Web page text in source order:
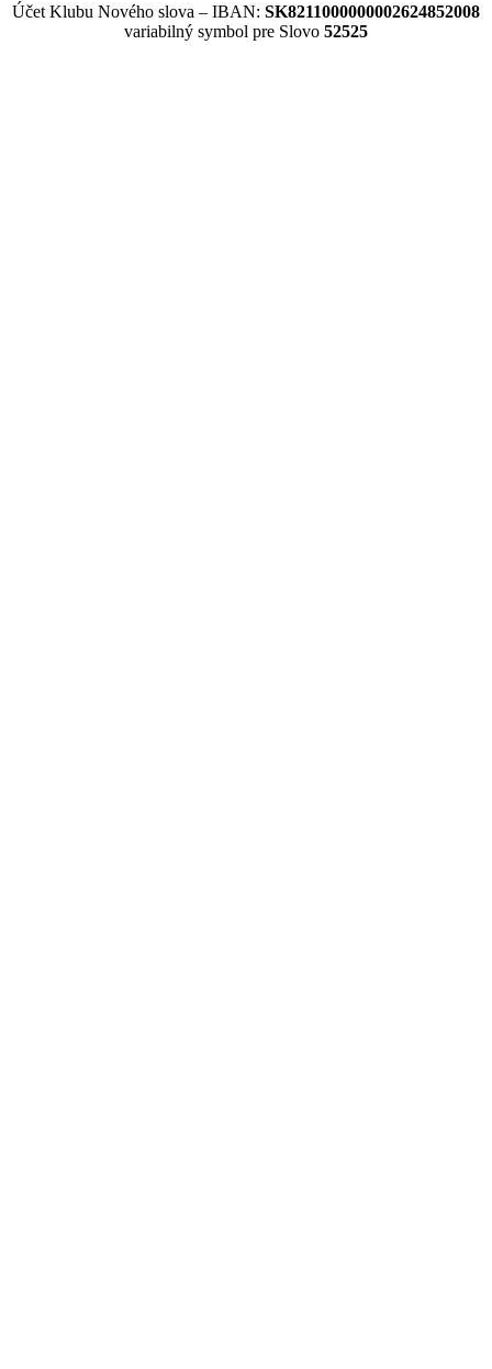
Účet Klubu Nového slova – IBAN: SK8211000000002624852008
variabilný symbol pre Slovo 52525